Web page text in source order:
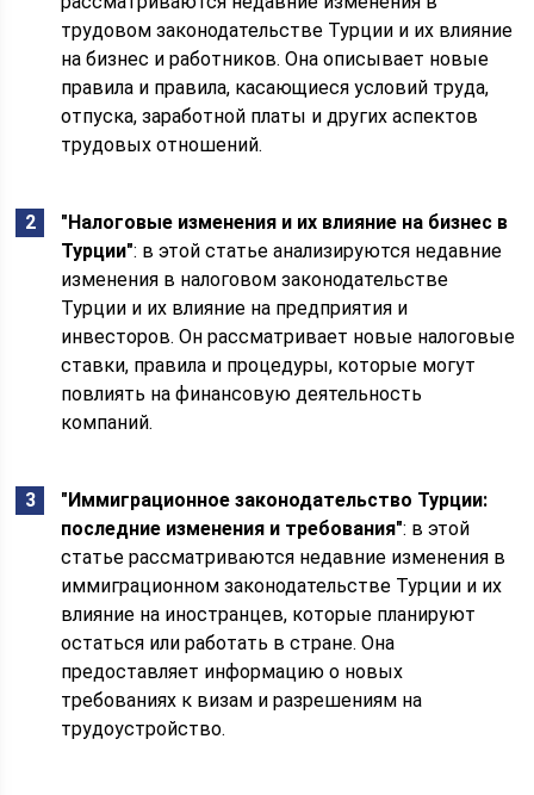
трудовом законодательстве Турции и их влияние
на бизнес и работников. Она описывает новые
правила и правила, касающиеся условий труда,
отпуска, заработной платы и других аспектов
трудовых отношений.
"Налоговые изменения и их влияние на бизнес в
Турции": в этой статье анализируются недавние
изменения в налоговом законодательстве
Турции и их влияние на предприятия и
инвесторов. Он рассматривает новые налоговые
ставки, правила и процедуры, которые могут
повлиять на финансовую деятельность
компаний.
"Иммиграционное законодательство Турции:
последние изменения и требования": в этой
статье рассматриваются недавние изменения в
иммиграционном законодательстве Турции и их
влияние на иностранцев, которые планируют
остаться или работать в стране. Она
предоставляет информацию о новых
требованиях к визам и разрешениям на
трудоустройство.